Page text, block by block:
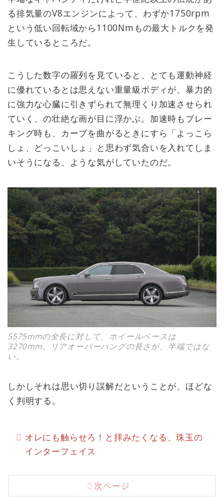
る排気量のV8エンジンによって、わずか1750rpm
という低い回転域から1100Nmもの最大トルクを発
生しているところだ。
こうした数字の羅列を見ていると、とても運動神経
に優れているとは思えない重量級ボディが、暴力的
に強力な心臓に引きずられて無理くり加速させられ
ていく、の壮絶な画が目に浮かぶ。加速時もブレー
キング時も、カーブを曲がるときにすら「よっこら
しょ、どっこいしょ」と思わず気合いを入れてしま
いそうになる、ような気がしていたのだ。
5575mmの全長に対して、ホイールベースは
3270mm。リアオーバーハングの長さが、半端ではな
い。
しかしそれは思い切り誤解だということが、ほどな
く判明する。
オレにも触らせろ！と拝みたくなる、珠玉の
インターフェイス
次ページ